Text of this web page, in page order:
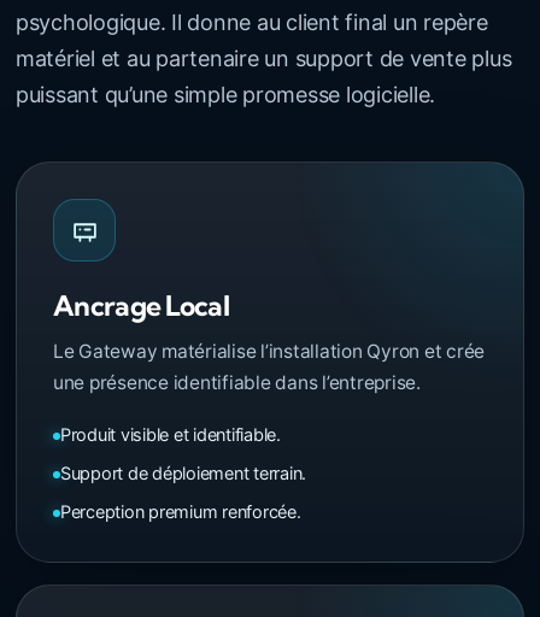
psychologique. Il donne au client final un repère
matériel et au partenaire un support de vente plus
puissant qu’une simple promesse logicielle.
Ancrage Local
Le Gateway matérialise l’installation Qyron et crée
une présence identifiable dans l’entreprise.
Produit visible et identifiable.
Support de déploiement terrain.
Perception premium renforcée.